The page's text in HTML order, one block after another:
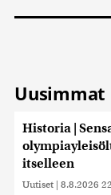
Uusimmat
Historia |
itselleen
Uutiset | 8.8.2026